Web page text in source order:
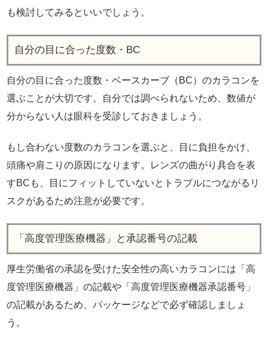
も検討してみるといいでしょう。
自分の目に合った度数・BC
自分の目に合った度数・ベースカーブ（BC）のカラコンを
選ぶことが大切です。自分では調べられないため、数値が
分からない人は眼科を受診しておきましょう。
もし合わない度数のカラコンを選ぶと、目に負担をかけ、
頭痛や肩こりの原因になります。レンズの曲がり具合を表
すBCも、目にフィットしていないとトラブルにつながるリ
スクがあるため注意が必要です。
「高度管理医療機器」と承認番号の記載
厚生労働省の承認を受けた安全性の高いカラコンには「高
度管理医療機器」の記載や「高度管理医療機器承認番号」
の記載があるため、パッケージなどで必ず確認しましょ
う。